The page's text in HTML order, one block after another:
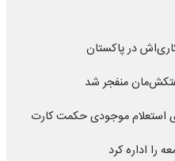
در پاکستان
استعلام موجودی حکمت کارت
را اداره کرد